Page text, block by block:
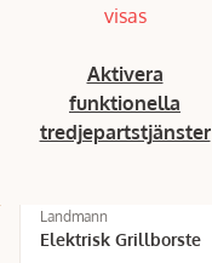
visas
Aktivera
funktionella
tredjepartstjänster
Landmann
Elektrisk Grillborste